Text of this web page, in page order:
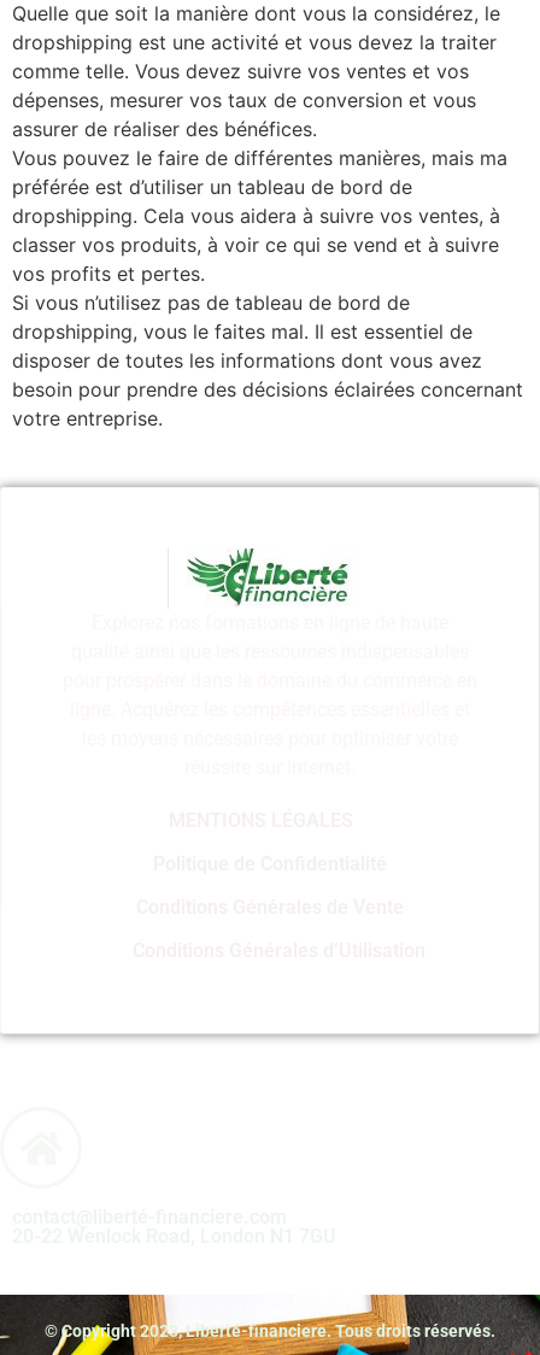
Quelle que soit la manière dont vous la considérez, le
dropshipping est une activité et vous devez la traiter
comme telle. Vous devez suivre vos ventes et vos
dépenses, mesurer vos taux de conversion et vous
assurer de réaliser des bénéfices.
Vous pouvez le faire de différentes manières, mais ma
préférée est d’utiliser un tableau de bord de
dropshipping. Cela vous aidera à suivre vos ventes, à
classer vos produits, à voir ce qui se vend et à suivre
vos profits et pertes.
Si vous n’utilisez pas de tableau de bord de
dropshipping, vous le faites mal. Il est essentiel de
disposer de toutes les informations dont vous avez
besoin pour prendre des décisions éclairées concernant
votre entreprise.
© Copyright 2023, Liberté-financiere. Tous droits réservés.